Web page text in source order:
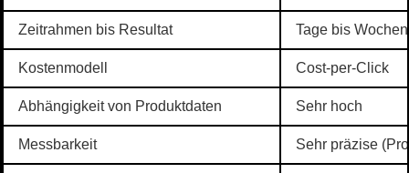
Zeitrahmen bis Resultat Tage bis Wochen
Kostenmodell Cost-per-Click
Abhängigkeit von Produktdaten Sehr hoch
Messbarkeit Sehr präzise